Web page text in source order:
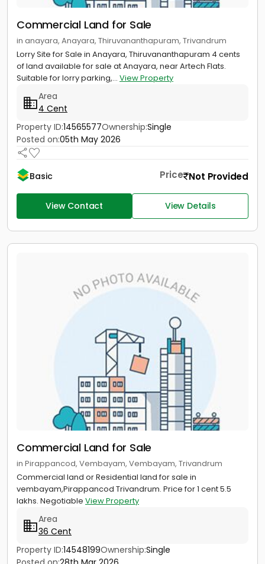
Commercial Land for Sale
in anayara, Anayara, Thiruvananthapuram, Trivandrum
Lorry Site for Sale in Anayara, Thiruvananthapuram 4 cents
of land available for sale at Anayara, near Artech Flats.
Suitable for lorry parking,... View Property
Area
4 Cent
Property ID:14565577Ownership:Single
Posted on:05th May 2026
Basic Price Not Provided
View Contact View Details
Commercial Land for Sale
in Pirappancod, Vembayam, Vembayam, Trivandrum
Commercial land or Residential land for sale in
vembayam,Pirappancod Trivandrum. Price for 1 cent 5.5
lakhs. Negotiable View Property
Area
36 Cent
Property ID:14548199Ownership:Single